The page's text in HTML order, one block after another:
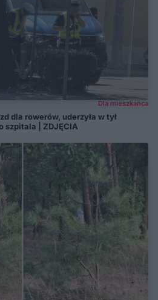
Dla mieszkańca
dla rowerów, uderzyła w tył
szpitala | ZDJĘCIA